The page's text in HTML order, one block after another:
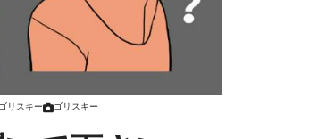
リスキー ゴリスキー